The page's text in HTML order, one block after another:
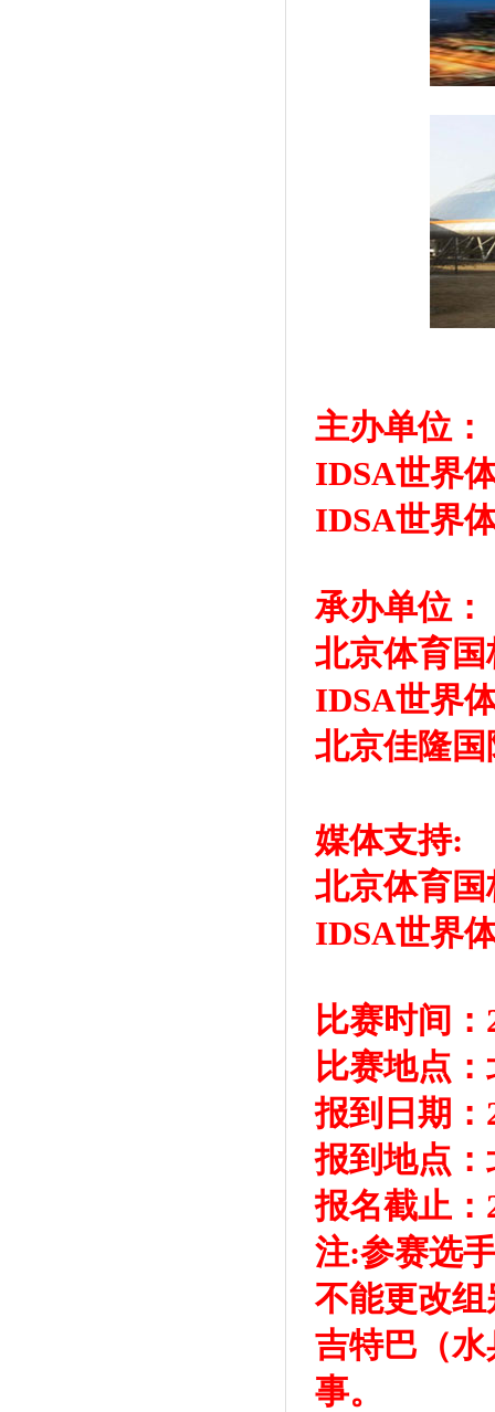
主办单位：
IDSA世界
IDSA世界
承办单位：
北京体育
IDSA世界
北京佳隆
媒体支持:
北京体育
IDSA世界
比赛时间
比赛地点
报到日期：
报到地点
报名截止：
注:参赛选
不能更改
吉特巴（
事。